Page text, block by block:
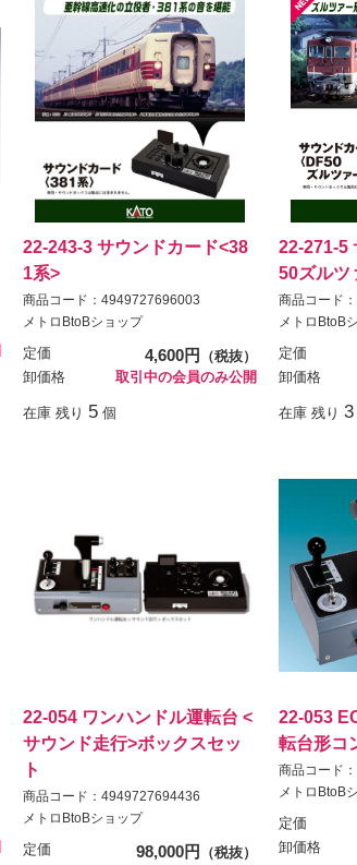
22-243-3 サウンドカード<38
1系>
商品コード：4949727696003
メトロBtoBショップ
定価 4,600円
（税抜）
卸価格
取引中の会員のみ公開
在庫 残り 5 個
22-271-5
50ズルツ
商品コード
メトロBtoB
定価
卸価格
在庫 残り 3
22-054 ワンハンドル運転台 <
サウンド走行>ボックスセッ
ト
商品コード：4949727694436
メトロBtoBショップ
定価 98,000円
（税抜）
22-053
転台形コ
商品コード
メトロBtoB
定価
卸価格